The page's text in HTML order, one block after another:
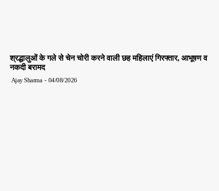
श्रद्धालुओं के गले से चेन चोरी करने वाली छह महिलाएं गिरफ्तार, आभूषण व
नकदी बरामद
Ajay Sharma - 04/08/2026